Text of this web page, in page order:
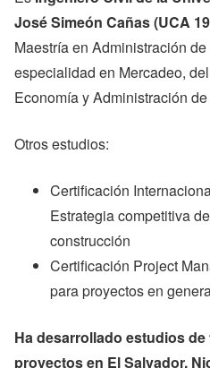
José Simeón Cañas (UCA
Maestría en Administración
especialidad en Mercadeo,
Economía y Administración
Otros estudios:
Certificación
Estrategia competitiva
construcción
Certificación Project
para proyectos en
Ha desarrollado estudios
proyectos en El Salvador,